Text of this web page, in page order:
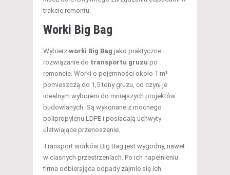
trakcie remontu.
Worki Big Bag
Wybierz worki Big Bag jako praktyczne
rozwiązanie do transportu gruzu po
remoncie. Worki o pojemności około 1 m³
pomieszczą do 1,5 tony gruzu, co czyni je
idealnym wyborem do mniejszych projektów
budowlanych. Są wykonane z mocnego
polipropylenu LDPE i posiadają uchwyty
ułatwiające przenoszenie.
Transport worków Big Bag jest wygodny, nawet
w ciasnych przestrzeniach. Po ich napełnieniu
firma odbierająca odpady zajmie się ich